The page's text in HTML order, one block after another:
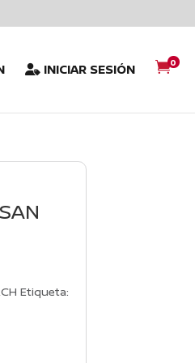
INICIAR SESIÓN 0
Etiqueta: